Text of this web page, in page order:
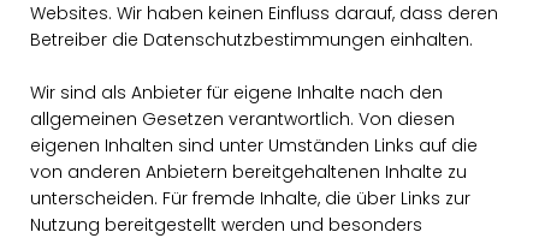
Websites. Wir haben keinen Einfluss darauf, dass deren
Betreiber die Datenschutzbestimmungen einhalten.
Wir sind als Anbieter für eigene Inhalte nach den
allgemeinen Gesetzen verantwortlich. Von diesen
eigenen Inhalten sind unter Umständen Links auf die
von anderen Anbietern bereitgehaltenen Inhalte zu
unterscheiden. Für fremde Inhalte, die über Links zur
Nutzung bereitgestellt werden und besonders